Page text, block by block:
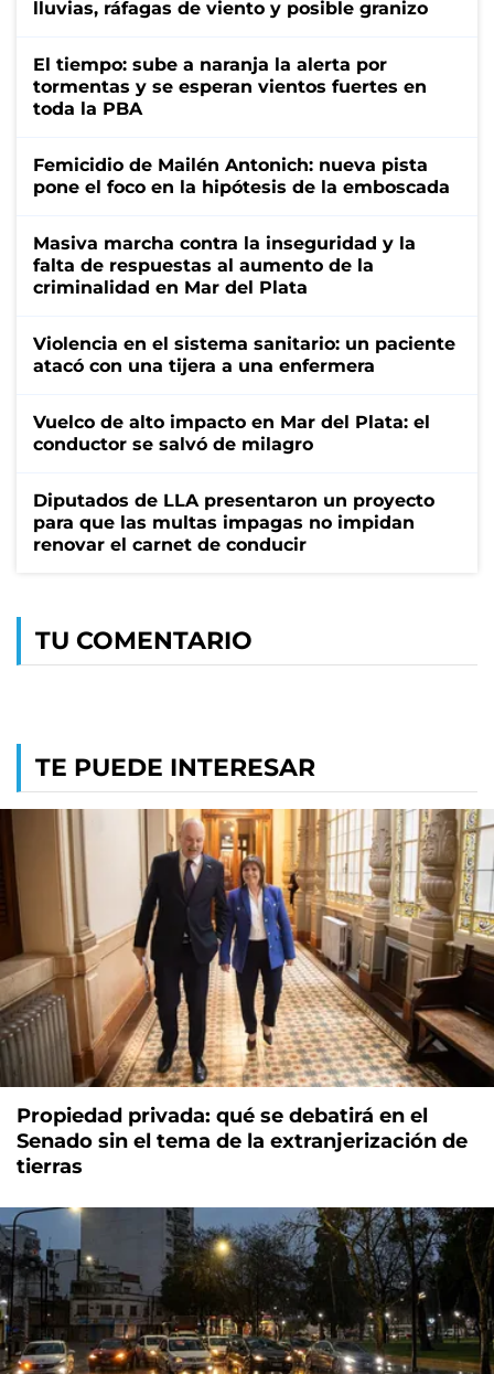
lluvias, ráfagas de viento y posible granizo
El tiempo: sube a naranja la alerta por
tormentas y se esperan vientos fuertes en
toda la PBA
Femicidio de Mailén Antonich: nueva pista
pone el foco en la hipótesis de la emboscada
Masiva marcha contra la inseguridad y la
falta de respuestas al aumento de la
criminalidad en Mar del Plata
Violencia en el sistema sanitario: un paciente
atacó con una tijera a una enfermera
Vuelco de alto impacto en Mar del Plata: el
conductor se salvó de milagro
Diputados de LLA presentaron un proyecto
para que las multas impagas no impidan
renovar el carnet de conducir
TU COMENTARIO
TE PUEDE INTERESAR
Propiedad privada: qué se debatirá en el
Senado sin el tema de la extranjerización de
tierras